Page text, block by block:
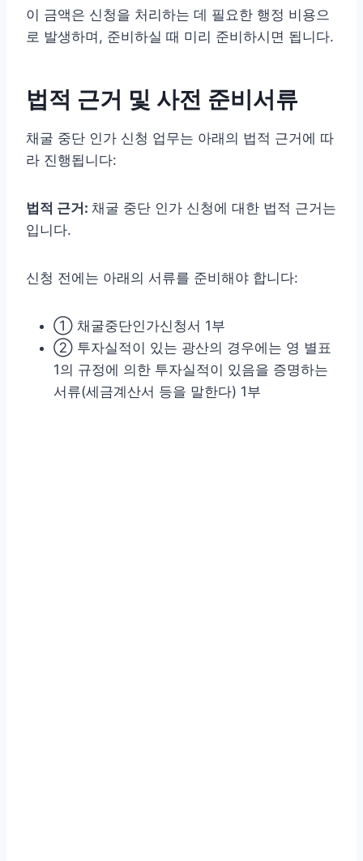
이 금액은 신청을 처리하는 데 필요한 행정 비용으
로 발생하며, 준비하실 때 미리 준비하시면 됩니다.
법적 근거 및 사전 준비서류
채굴 중단 인가 신청 업무는 아래의 법적 근거에 따
라 진행됩니다:
법적 근거: 채굴 중단 인가 신청에 대한 법적 근거는
입니다.
신청 전에는 아래의 서류를 준비해야 합니다:
① 채굴중단인가신청서 1부
② 투자실적이 있는 광산의 경우에는 영 별표
1의 규정에 의한 투자실적이 있음을 증명하는
서류(세금계산서 등을 말한다) 1부